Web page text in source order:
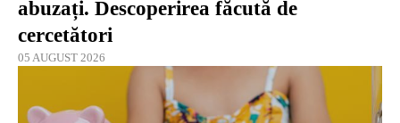
abuzați. Descoperirea făcută de
cercetători
05 AUGUST 2026